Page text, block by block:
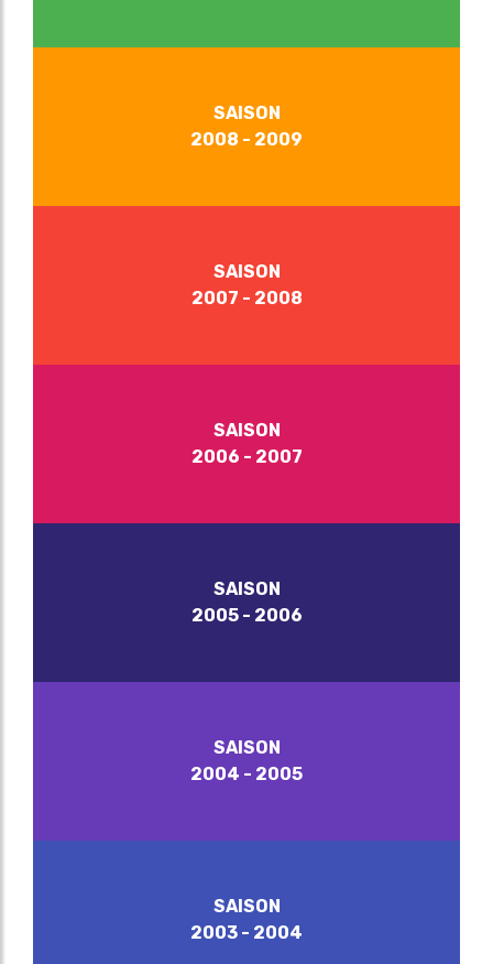
SAISON
2008 - 2009
SAISON
2007 - 2008
SAISON
2006 - 2007
SAISON
2005 - 2006
SAISON
2004 - 2005
SAISON
2003 - 2004